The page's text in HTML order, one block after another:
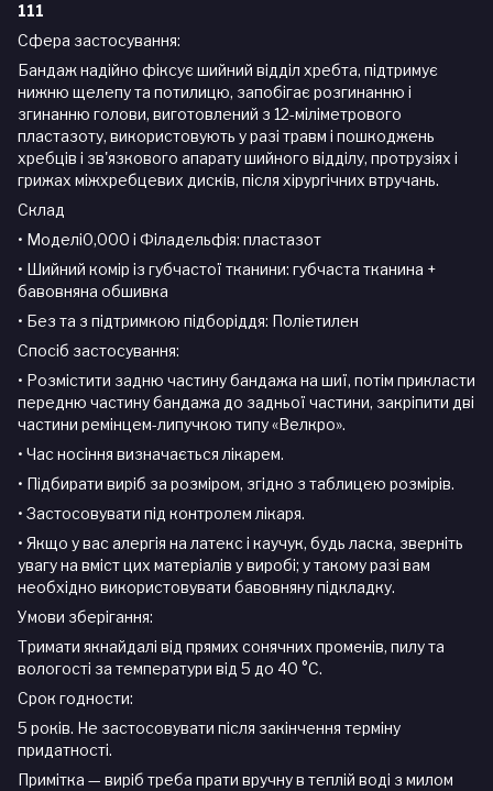
111
Сфера застосування:
Бандаж надійно фіксує шийний відділ хребта, підтримує
нижню щелепу та потилицю, запобігає розгинанню і
згинанню голови, виготовлений з 12-міліметрового
пластазоту, використовують у разі травм і пошкоджень
хребців і зв'язкового апарату шийного відділу, протрузіях і
грижах міжхребцевих дисків, після хірургічних втручань.
Склад
• Моделі0,000 і Філадельфія: пластазот
• Шийний комір із губчастої тканини: губчаста тканина +
бавовняна обшивка
• Без та з підтримкою підборіддя: Поліетилен
Спосіб застосування:
• Розмістити задню частину бандажа на шиї, потім прикласти
передню частину бандажа до задньої частини, закріпити дві
частини ремінцем-липучкою типу «Велкро».
• Час носіння визначається лікарем.
• Підбирати виріб за розміром, згідно з таблицею розмірів.
• Застосовувати під контролем лікаря.
• Якщо у вас алергія на латекс і каучук, будь ласка, зверніть
увагу на вміст цих матеріалів у виробі; у такому разі вам
необхідно використовувати бавовняну підкладку.
Умови зберігання:
Тримати якнайдалі від прямих сонячних променів, пилу та
вологості за температури від 5 до 40 °C.
Срок годности:
5 років. Не застосовувати після закінчення терміну
придатності.
Примітка — виріб треба прати вручну в теплій воді з милом